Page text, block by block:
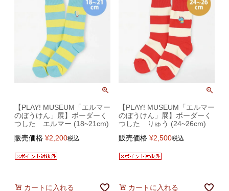
【PLAY! MUSEUM「エルマー
のぼうけん」展】ボーダーく
つした エルマー (18~21cm)
販売価格 ¥2,200税込
カートに入れる
【PLAY! MUSEUM「エルマー
のぼうけん」展】ボーダーく
つした りゅう (24~26cm)
販売価格 ¥2,500税込
カートに入れる